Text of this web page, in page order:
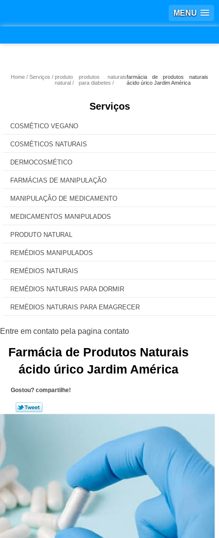
MENU
Home Serviços
produto
natural
produtos naturais
para diabetes
farmácia de produtos naturais
ácido úrico Jardim América
Serviços
COSMÉTICO VEGANO
COSMÉTICOS NATURAIS
DERMOCOSMÉTICO
FARMÁCIAS DE MANIPULAÇÃO
MANIPULAÇÃO DE MEDICAMENTO
MEDICAMENTOS MANIPULADOS
PRODUTO NATURAL
REMÉDIOS MANIPULADOS
REMÉDIOS NATURAIS
REMÉDIOS NATURAIS PARA DORMIR
REMÉDIOS NATURAIS PARA EMAGRECER
Farmácia de Produtos Naturais
ácido úrico Jardim América
Gostou? compartilhe!